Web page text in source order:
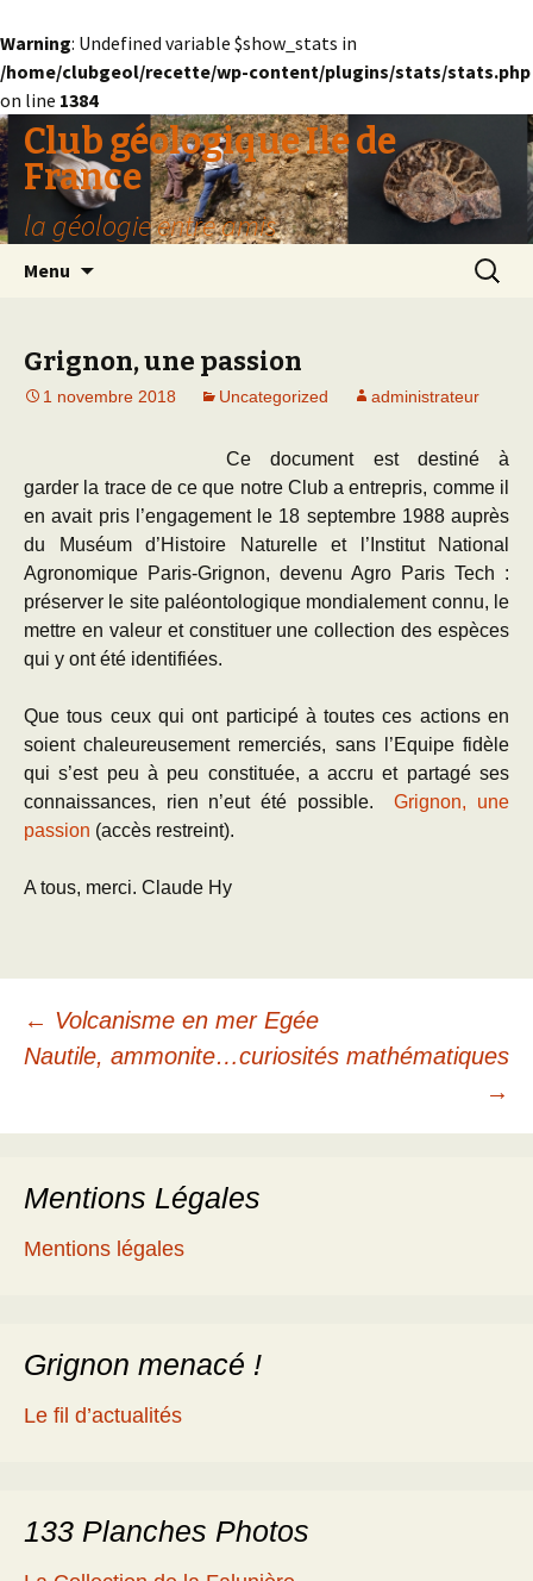
Warning: Undefined variable $show_stats in
/home/clubgeol/recette/wp-content/plugins/stats/stats.php
on line 1384
Club géologique Ile de
France
la géologie entre amis
Menu
Grignon, une passion
1 novembre 2018 Uncategorized administrateur
Ce document est destiné à
garder la trace de ce que notre Club a entrepris, comme il
en avait pris l’engagement le 18 septembre 1988 auprès
du Muséum d’Histoire Naturelle et l’Institut National
Agronomique Paris-Grignon, devenu Agro Paris Tech :
préserver le site paléontologique mondialement connu, le
mettre en valeur et constituer une collection des espèces
qui y ont été identifiées.
Que tous ceux qui ont participé à toutes ces actions en
soient chaleureusement remerciés, sans l’Equipe fidèle
qui s’est peu à peu constituée, a accru et partagé ses
connaissances, rien n’eut été possible.Grignon, une
passion (accès restreint).
A tous, merci. Claude Hy
Navigation
articles
← Volcanisme en mer Egée
Nautile, ammonite…curiosités mathématiques
→
Mentions Légales
Mentions légales
Grignon menacé !
Le fil d’actualités
133 Planches Photos